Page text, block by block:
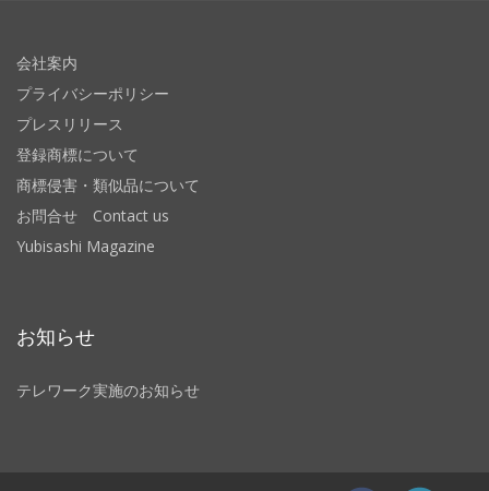
会社案内
プライバシーポリシー
プレスリリース
登録商標について
商標侵害・類似品について
お問合せ Contact us
Yubisashi Magazine
お知らせ
テレワーク実施のお知らせ